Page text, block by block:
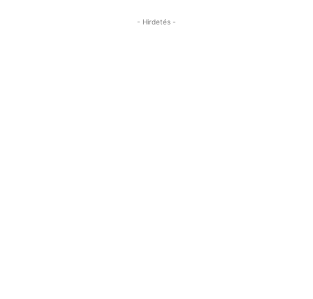
- Hirdetés -